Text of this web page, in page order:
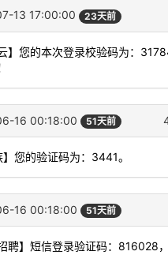
13 17:00:00 23天前
云】您的本次登录校验码为：
16 00:18:00 51天前
】您的验证码为：3441。
16 00:18:00 51天前
招聘】短信登录验证码：816028